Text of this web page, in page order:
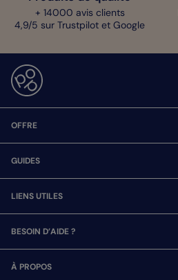
+ 14000 avis clients
4,9/5 sur Trustpilot et Google
OFFRE
GUIDES
LIENS UTILES
BESOIN D’AIDE ?
À PROPOS